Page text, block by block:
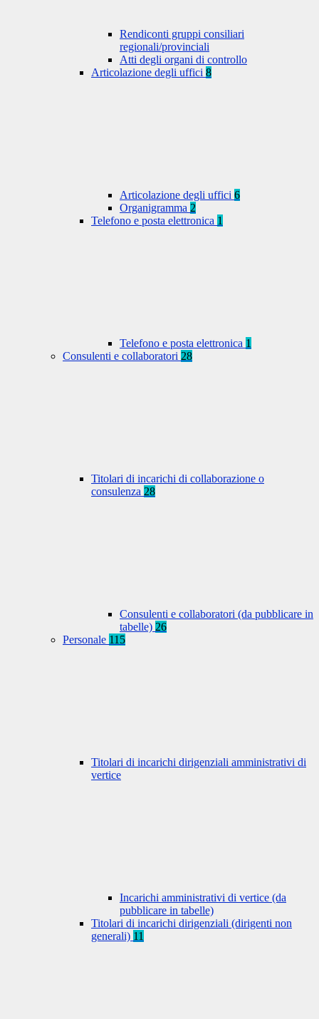
Rendiconti gruppi consiliari
regionali/provinciali
Atti degli organi di controllo
Articolazione degli uffici 8
Articolazione degli uffici 6
Organigramma 2
Telefono e posta elettronica 1
Telefono e posta elettronica 1
Consulenti e collaboratori 28
Titolari di incarichi di collaborazione o
consulenza 28
Consulenti e collaboratori (da pubblicare in
tabelle) 26
Personale 115
Titolari di incarichi dirigenziali amministrativi di
vertice
Incarichi amministrativi di vertice (da
pubblicare in tabelle)
Titolari di incarichi dirigenziali (dirigenti non
generali) 11